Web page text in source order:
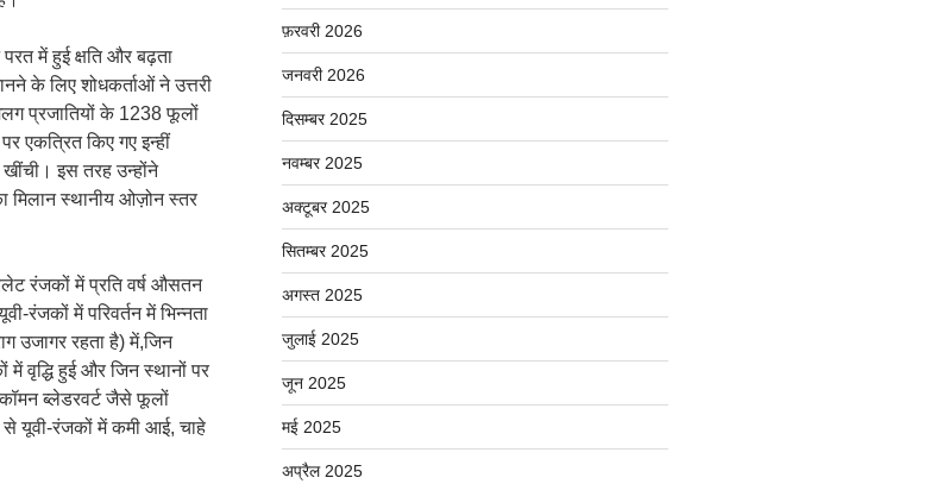
में हुई क्षति और बढ़ता
के लिए शोधकर्ताओं ने उत्तरी
प्रजातियों के 1238 फूलों
एकत्रित किए गए इन्हीं
इस तरह उन्होंने
मिलान स्थानीय ओज़ोन स्तर
रंजकों में प्रति वर्ष औसतन
रंजकों में परिवर्तन में भिन्नता
उजागर रहता है) में,जिन
वृद्धि हुई और जिन स्थानों पर
ब्लेडरवर्ट जैसे फूलों
से यूवी-रंजकों में कमी आई, चाहे
फ़रवरी 2026
जनवरी 2026
दिसम्बर 2025
नवम्बर 2025
अक्टूबर 2025
सितम्बर 2025
अगस्त 2025
जुलाई 2025
जून 2025
मई 2025
अप्रैल 2025